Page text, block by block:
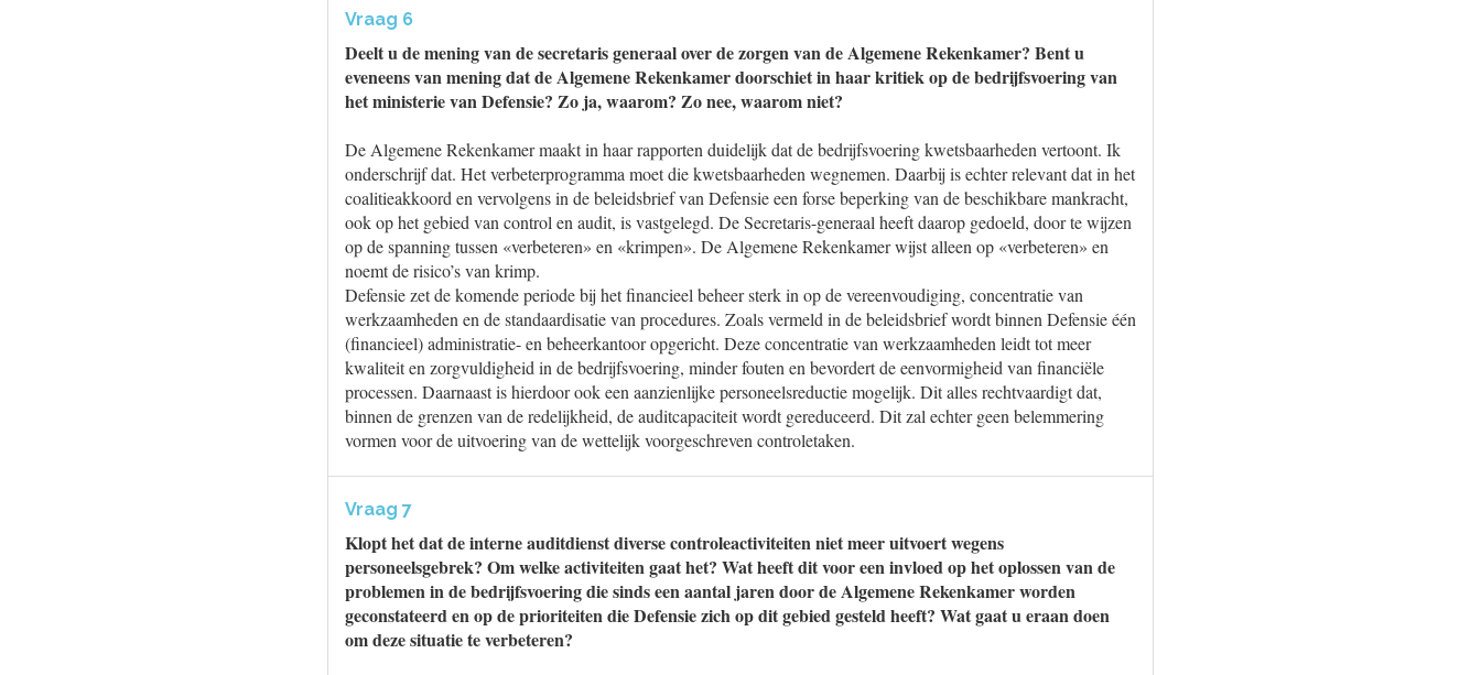
Vraag 6
Deelt u de mening van de secretaris generaal over de zorgen van de Algemene Rekenkamer? Bent u
eveneens van mening dat de Algemene Rekenkamer doorschiet in haar kritiek op de bedrijfsvoering van
het ministerie van Defensie? Zo ja, waarom? Zo nee, waarom niet?
De Algemene Rekenkamer maakt in haar rapporten duidelijk dat de bedrijfsvoering kwetsbaarheden vertoont. Ik
onderschrijf dat. Het verbeterprogramma moet die kwetsbaarheden wegnemen. Daarbij is echter relevant dat in het
coalitieakkoord en vervolgens in de beleidsbrief van Defensie een forse beperking van de beschikbare mankracht,
ook op het gebied van control en audit, is vastgelegd. De Secretaris-generaal heeft daarop gedoeld, door te wijzen
op de spanning tussen «verbeteren» en «krimpen». De Algemene Rekenkamer wijst alleen op «verbeteren» en
noemt de risico’s van krimp.
Defensie zet de komende periode bij het financieel beheer sterk in op de vereenvoudiging, concentratie van
werkzaamheden en de standaardisatie van procedures. Zoals vermeld in de beleidsbrief wordt binnen Defensie één
(financieel) administratie- en beheerkantoor opgericht. Deze concentratie van werkzaamheden leidt tot meer
kwaliteit en zorgvuldigheid in de bedrijfsvoering, minder fouten en bevordert de eenvormigheid van financiële
processen. Daarnaast is hierdoor ook een aanzienlijke personeelsreductie mogelijk. Dit alles rechtvaardigt dat,
binnen de grenzen van de redelijkheid, de auditcapaciteit wordt gereduceerd. Dit zal echter geen belemmering
vormen voor de uitvoering van de wettelijk voorgeschreven controletaken.
Vraag 7
Klopt het dat de interne auditdienst diverse controleactiviteiten niet meer uitvoert wegens
personeelsgebrek? Om welke activiteiten gaat het? Wat heeft dit voor een invloed op het oplossen van de
problemen in de bedrijfsvoering die sinds een aantal jaren door de Algemene Rekenkamer worden
geconstateerd en op de prioriteiten die Defensie zich op dit gebied gesteld heeft? Wat gaat u eraan doen
om deze situatie te verbeteren?